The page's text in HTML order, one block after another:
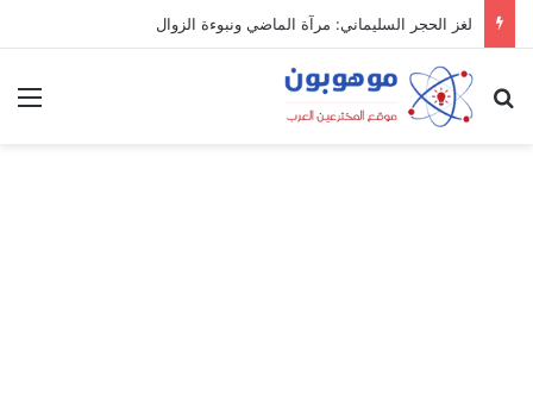
لغز الحجر السليماني: مرآة الماضي ونبوءة الزوال
بحث عن